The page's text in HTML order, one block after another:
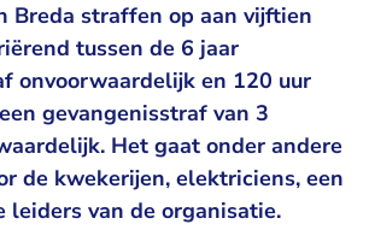
Breda straffen op aan vijftien
tussen de 6 jaar
onvoorwaardelijk en 120 uur
gevangenisstraf van 3
Het gaat onder andere
de kwekerijen, elektriciens, een
leiders van de organisatie.